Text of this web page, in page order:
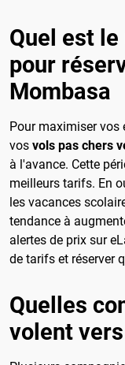
Quel est
pour
Mombasa
Pour maximiser vos
vos vols pas chers
à l'avance. Cette
meilleurs tarifs. En
les vacances
tendance à
alertes de prix sur
de tarifs et réserver
Quelles
volent